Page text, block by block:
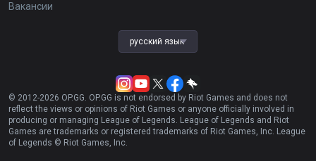
Вакансии
русский язык
© 2012-2026 OP.GG. OP.GG is not endorsed by Riot Games and does not
reflect the views or opinions of Riot Games or anyone officially involved in
producing or managing League of Legends. League of Legends and Riot
Games are trademarks or registered trademarks of Riot Games, Inc. League
of Legends © Riot Games, Inc.